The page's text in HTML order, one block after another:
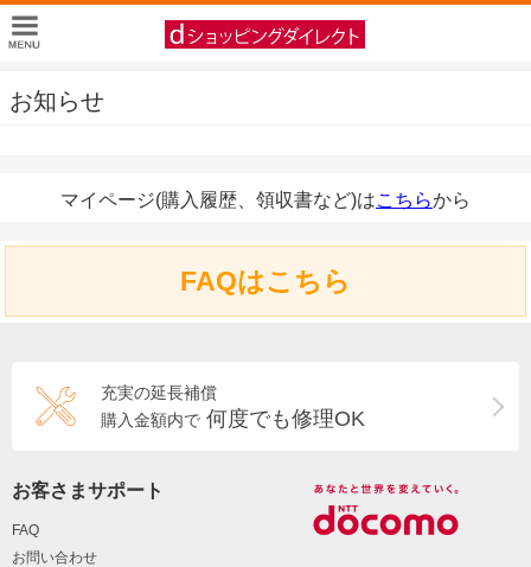
お知らせ
マイページ(購入履歴、領収書など)はこちらから
FAQはこちら
充実の延長補償
購入金額内で 何度でも修理OK
お客さまサポート
FAQ
お問い合わせ